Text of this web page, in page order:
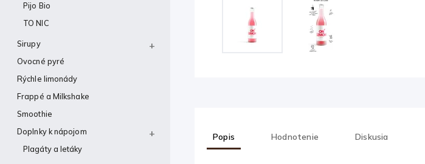
Pijo Bio
TO NIC
Sirupy
Ovocné pyré
Rýchle limonády
Frappé a Milkshake
Smoothie
Doplnky k nápojom
Plagáty a letáky
Popis Hodnotenie Diskusia